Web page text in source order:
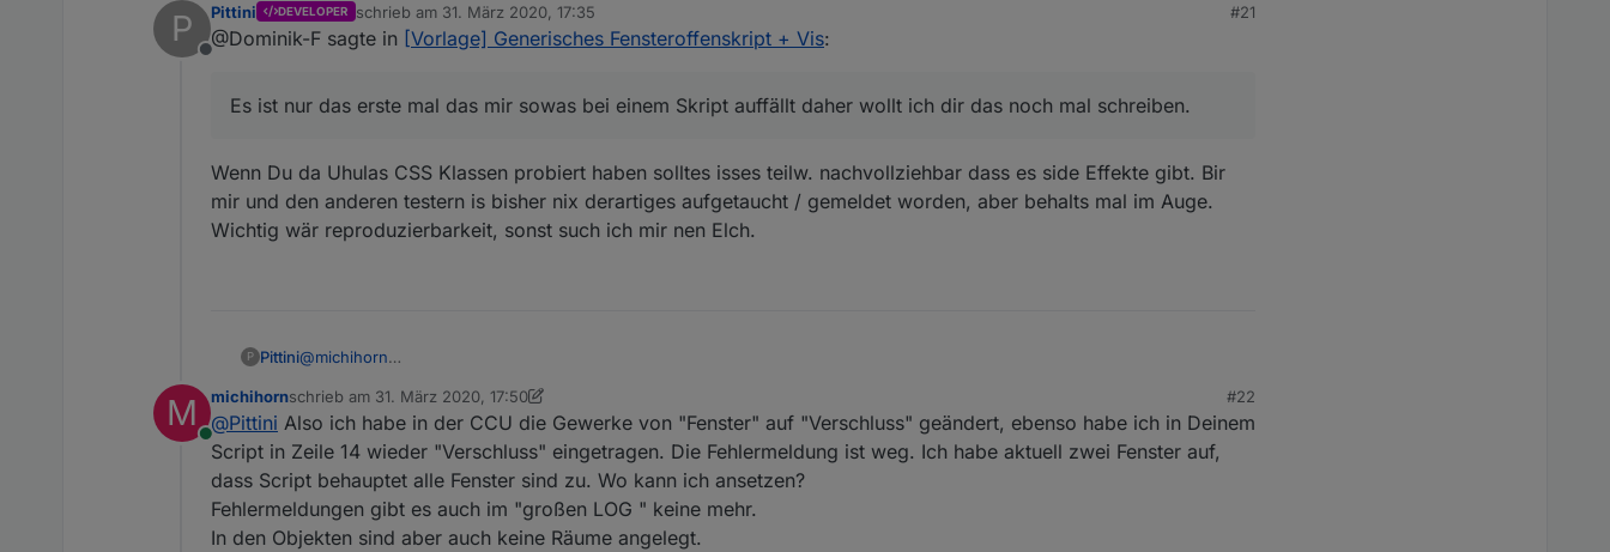
das ist eine gute Idee, dank dir
In Verbindung mit deinem Skript tauchen bei mir ab und an komische Effekte auf. Heute, nachdem ich die Farben zum
richtig erkannt hatte. Die Aufzählung der Gesamtfenster war richtig, nur das in den Räumen wurden dies als nicht offen
angezeigt.
Nach Neustart der Instanz und dem Öffnen/Schließen des einen States funktioniert es nun wieder einwandfrei. Ich weiß
nicht ob du damit etwas anfangen kannst und obs überhaupt an deinem Skript liegt. Es ist nur das erste mal das mir
P
Offline
Pittini DEVELOPER schrieb am 31. März 2020, 17:35
zuletzt editiert von
#21
@Dominik-F sagte in [Vorlage] Generisches Fensteroffenskript + Vis:
Es ist nur das erste mal das mir sowas bei einem Skript auffällt daher wollt ich dir das noch mal schreiben.
Wenn Du da Uhulas CSS Klassen probiert haben solltes isses teilw. nachvollziehbar dass es side Effekte gibt. Bir
mir und den anderen testern is bisher nix derartiges aufgetaucht / gemeldet worden, aber behalts mal im Auge.
Wichtig wär reproduzierbarkeit, sonst such ich mir nen Elch.
P Pittini@michihorn
Sensor nicht gibt, haste ne Leiche in den Aufzählungen. Öffne mal Aufzählungen > Funktionen, scroll bis zum Punkt
"Verschluss" oder was auch immer Du für das Skript verwendest (Verschluss ist default) und mach nen Screen den ich im
ersten Post schon erbeten hatte.
M
Online
michihornschrieb am 31. März 2020, 17:50
zuletzt editiert von michihorn
#22
@Pittini Also ich habe in der CCU die Gewerke von "Fenster" auf "Verschluss" geändert, ebenso habe ich in Deinem
Script in Zeile 14 wieder "Verschluss" eingetragen. Die Fehlermeldung ist weg. Ich habe aktuell zwei Fenster auf,
dass Script behauptet alle Fenster sind zu. Wo kann ich ansetzen?
Fehlermeldungen gibt es auch im "großen LOG " keine mehr.
In den Objekten sind aber auch keine Räume angelegt.